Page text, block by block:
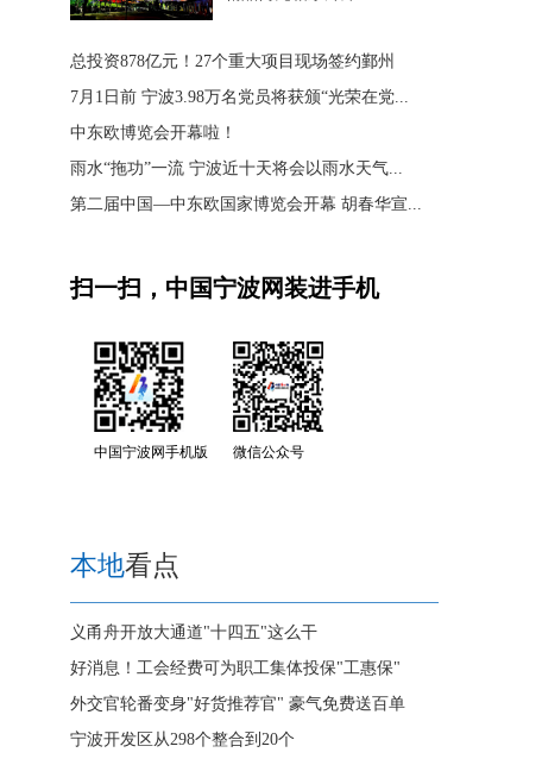
总投资878亿元！27个重大项目现场签约鄞州
7月1日前 宁波3.98万名党员将获颁“光荣在党...
中东欧博览会开幕啦！
雨水“拖功”一流 宁波近十天将会以雨水天气...
第二届中国—中东欧国家博览会开幕 胡春华宣...
扫一扫，中国宁波网装进手机
中国宁波网手机版 微信公众号
本地看点
义甬舟开放大通道"十四五"这么干
好消息！工会经费可为职工集体投保"工惠保"
外交官轮番变身"好货推荐官" 豪气免费送百单
宁波开发区从298个整合到20个